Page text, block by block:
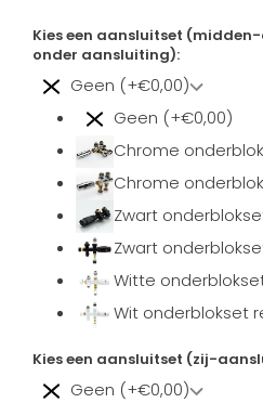
Kies een aansluitset
onder aansluiting):
Geen (+€0,00)
Geen (+€0,00)
Chrome
Chrome
Zwart
Zwart
Witte
Wit onderblokset
Kies een aansluitset (zij-
Geen (+€0,00)